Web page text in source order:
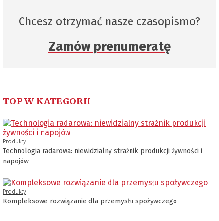
Chcesz otrzymać nasze czasopismo?
Zamów prenumeratę
TOP W KATEGORII
Produkty
Technologia radarowa: niewidzialny strażnik produkcji żywności i
napojów
Produkty
Kompleksowe rozwiązanie dla przemysłu spożywczego